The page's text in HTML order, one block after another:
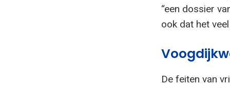
“een dossier
ook dat het
De feiten van